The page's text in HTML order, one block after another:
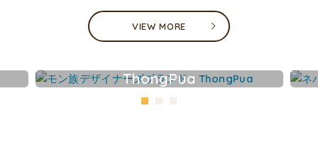
VIEW MORE
ThongPua